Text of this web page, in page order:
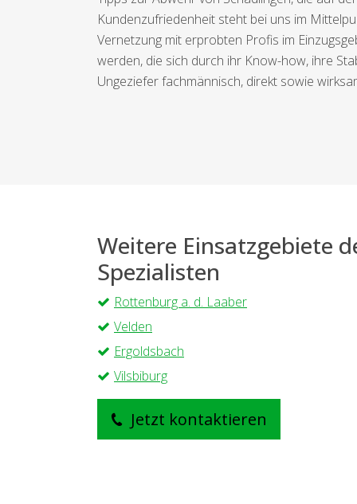
Kundenzufriedenheit steht bei uns im
Vernetzung mit erprobten Profis im
werden, die sich durch ihr Know-how, ihre
Ungeziefer fachmännisch, direkt sowie
Weitere Einsatzgebiete
Spezialisten
Rottenburg a. d. Laaber
Velden
Ergoldsbach
Vilsbiburg
Jetzt kontaktieren